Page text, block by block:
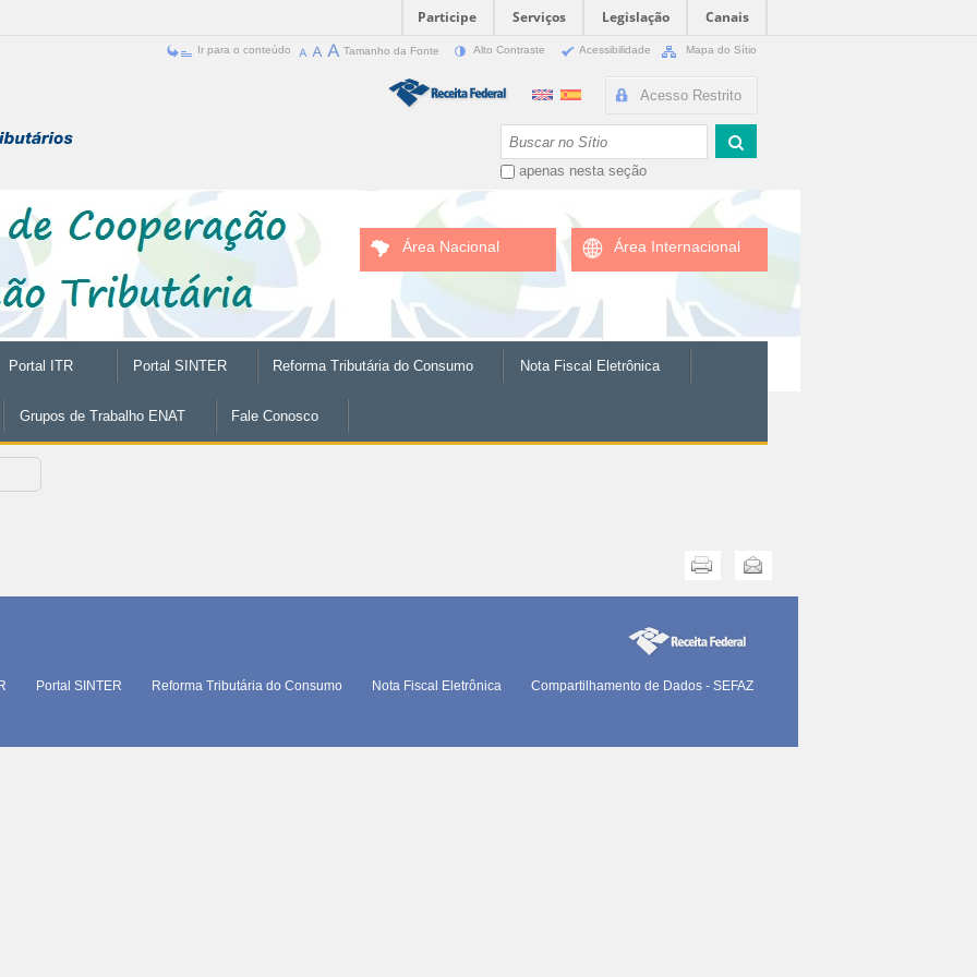
Participe Serviços Legislação
Canais
Ir para o conteúdo Tamanho da Fonte Alto Contraste Acessibilidade Mapa do Sítio
Acesso Restrito
apenas nesta seção
Área Nacional Área Internacional
Portal ITR Portal SINTER Reforma Tributária do Consumo Nota Fiscal Eletrônica
Grupos de Trabalho ENAT Fale Conosco
Enviar
Portal SINTER Reforma Tributária do Consumo Nota Fiscal Eletrônica
Compartilhamento de Dados - SEFAZ